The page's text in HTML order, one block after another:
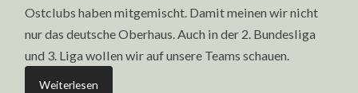
Ostclubs haben mitgemischt. Damit meinen wir nicht
nur das deutsche Oberhaus. Auch in der 2. Bundesliga
und 3. Liga wollen wir auf unsere Teams schauen.
Weiterlesen